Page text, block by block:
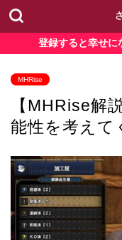
登録すると幸せに
MHRise
【MHRise解
能性を考えて